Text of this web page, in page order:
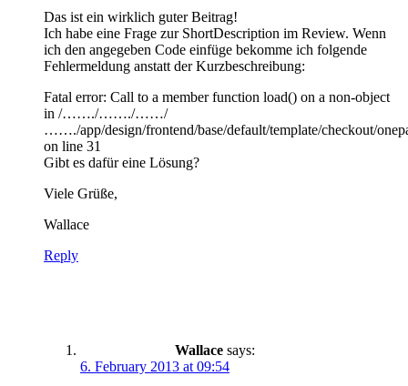
Das ist ein wirklich guter Beitrag!
Ich habe eine Frage zur ShortDescription im Review. Wenn
ich den angegeben Code einfüge bekomme ich folgende
Fehlermeldung anstatt der Kurzbeschreibung:
Fatal error: Call to a member function load() on a non-object
in /……./……./……/
……./app/design/frontend/base/default/template/checkout/
on line 31
Gibt es dafür eine Lösung?
Viele Grüße,
Wallace
Reply
Wallace says:
6. February 2013 at 09:54